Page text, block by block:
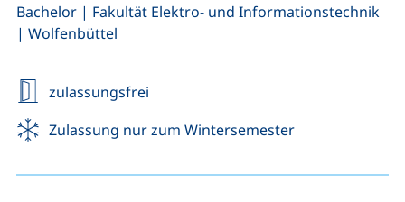
Bachelor, | Fakultät Elektro- und Informationstechnik
| Wolfenbüttel
zulassungsfrei
Zulassung nur zum Wintersemester